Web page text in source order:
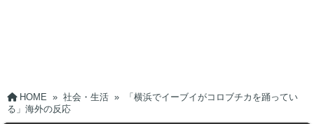
HOME » 社会・生活 »
「横浜でイーブイがコロブチカを踊ってい
る」海外の反応